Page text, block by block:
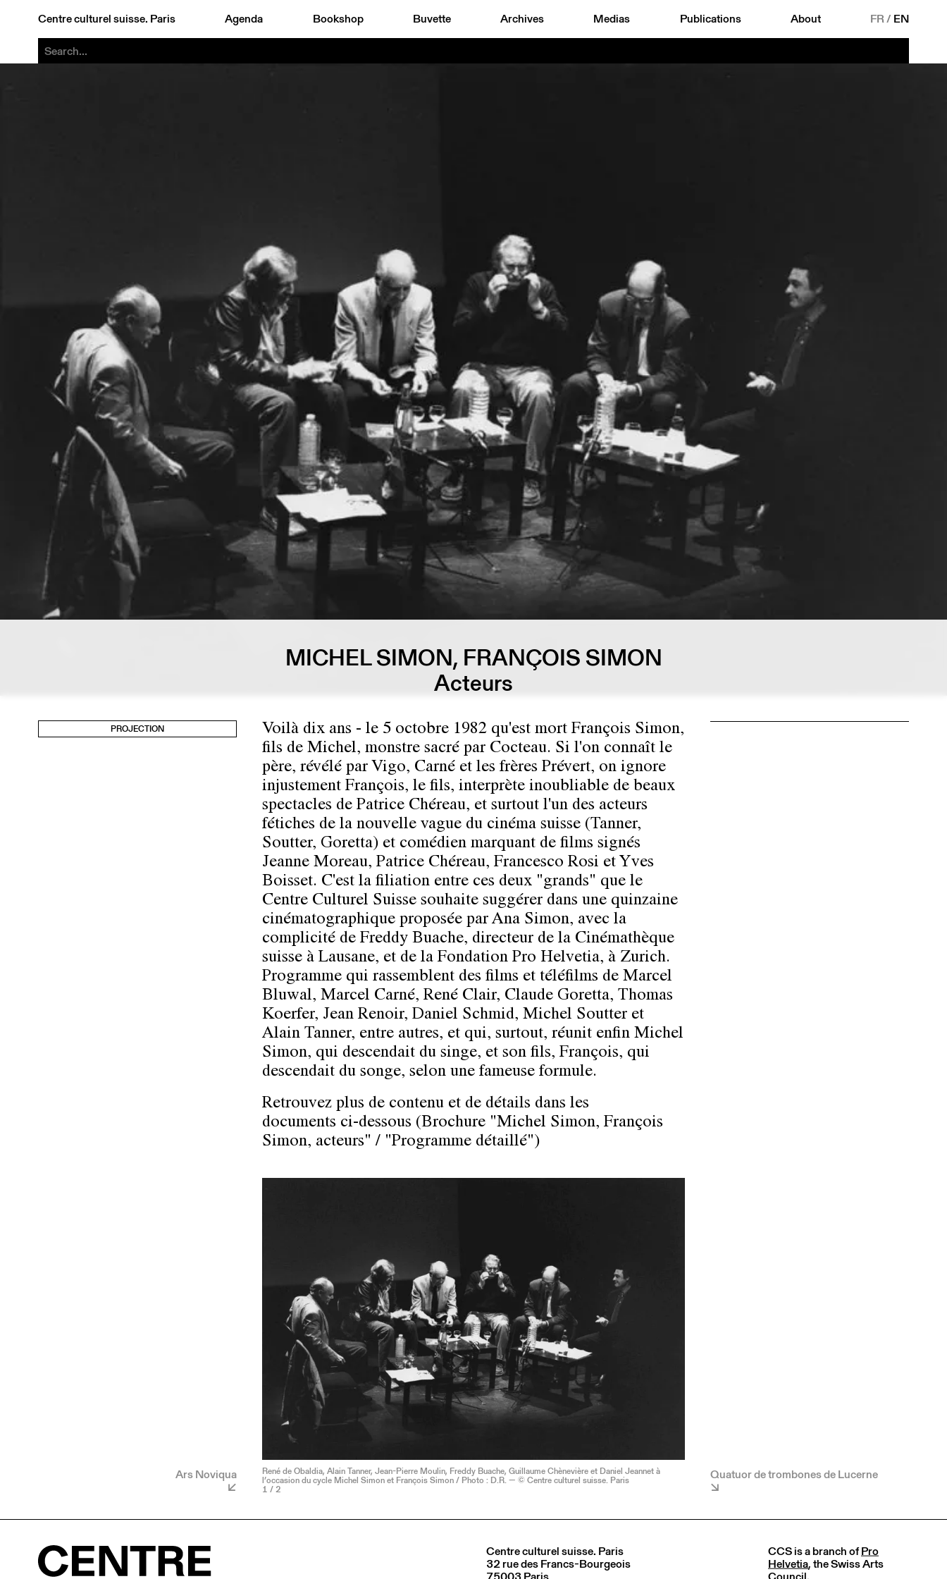
Centre culturel suisse. Paris Agenda Bookshop Buvette Archives Medias Publications About FR/ EN
MICHEL SIMON, FRANÇOIS SIMON
Acteurs
PROJECTION
Ars Noviqua
Voilà dix ans - le 5 octobre 1982 qu'est mort François Simon,
fils de Michel, monstre sacré par Cocteau. Si l'on connaît le
père, révélé par Vigo, Carné et les frères Prévert, on ignore
injustement François, le fils, interprète inoubliable de beaux
spectacles de Patrice Chéreau, et surtout l'un des acteurs
fétiches de la nouvelle vague du cinéma suisse (Tanner,
Soutter, Goretta) et comédien marquant de films signés
Jeanne Moreau, Patrice Chéreau, Francesco Rosi et Yves
Boisset. C'est la filiation entre ces deux "grands" que le
Centre Culturel Suisse souhaite suggérer dans une quinzaine
cinématographique proposée par Ana Simon, avec la
complicité de Freddy Buache, directeur de la Cinémathèque
suisse à Lausane, et de la Fondation Pro Helvetia, à Zurich.
Programme qui rassemblent des films et téléfilms de Marcel
Bluwal, Marcel Carné, René Clair, Claude Goretta, Thomas
Koerfer, Jean Renoir, Daniel Schmid, Michel Soutter et
Alain Tanner, entre autres, et qui, surtout, réunit enfin Michel
Simon, qui descendait du singe, et son fils, François, qui
descendait du songe, selon une fameuse formule.
Retrouvez plus de contenu et de détails dans les
documents ci-dessous (Brochure "Michel Simon, François
Simon, acteurs" / "Programme détaillé")
René de Obaldia, Alain Tanner, Jean-Pierre Moulin, Freddy Buache, Guillaume Chènevière et Daniel Jeannet à
l’occasion du cycle Michel Simon et François Simon / Photo : D.R. — © Centre culturel suisse. Paris
1 / 2
Quatuor de trombones de Lucerne
Centre culturel suisse. Paris
32 rue des Francs-Bourgeois
CCS is a branch ofPro
Helvetia, the Swiss Arts